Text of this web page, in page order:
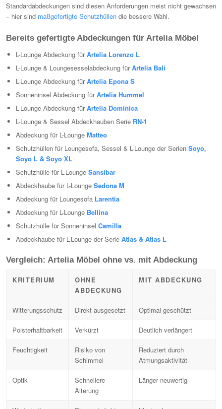
Standardabdeckungen sind diesen Anforderungen meist nicht gewachsen
– hier sind maßgefertigte Schutzhüllen die bessere Wahl.
Bereits gefertigte Abdeckungen für Artelia Möbel
L-Lounge Abdeckung fürArtelia Lorenzo L
L-Lounge & Loungesesselabdeckung fürArtelia Bali
L-Lounge Abdeckung fürArtelia Epona S
Sonneninsel Abdeckung fürArtelia Hummel
L-Lounge Abdeckung fürArtelia Dominica
L-Lounge & Sessel Abdeckhauben Serie RN-1
Abdeckung für L-Lounge Matteo
Schutzhüllen für Loungesofa, Sessel & L-Lounge der Serien Soyo,
Soyo L & Soyo XL
Schutzhülle für L-Lounge Sansibar
Abdeckhaube für L-Lounge Sedona M
Abdeckung für Loungesofa Larentia
Abdeckung für L-Lounge Bellina
Schutzhülle für Sonneninsel Camilla
Abdeckhaube für L-Lounge der Serie Atlas & Atlas L
Vergleich: Artelia Möbel ohne vs. mit Abdeckung
KRITERIUM
OHNE
ABDECKUNG
MIT ABDECKUNG
Witterungsschutz Direkt ausgesetzt Optimal geschützt
Polsterhaltbarkeit Verkürzt Deutlich verlängert
Feuchtigkeit
Risiko von
Schimmel
Reduziert durch
Atmungsaktivität
Optik
Schnellere
Alterung
Länger neuwertig